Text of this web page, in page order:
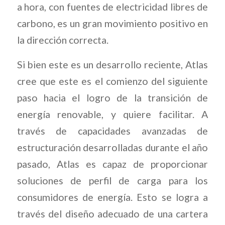
a hora, con fuentes de electricidad libres de
carbono, es un gran movimiento positivo en
la dirección correcta.
Si bien este es un desarrollo reciente, Atlas
cree que este es el comienzo del siguiente
paso hacia el logro de la transición de
energía renovable, y quiere facilitar. A
través de capacidades avanzadas de
estructuración desarrolladas durante el año
pasado, Atlas es capaz de proporcionar
soluciones de perfil de carga para los
consumidores de energía. Esto se logra a
través del diseño adecuado de una cartera